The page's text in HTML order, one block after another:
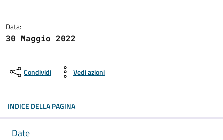
Data:
30 Maggio 2022
Condividi Vedi azioni
INDICE DELLA PAGINA
Date